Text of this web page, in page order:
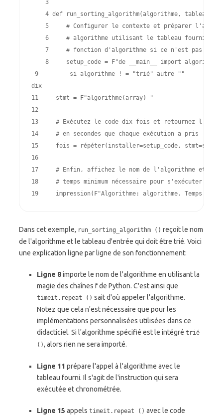
    3
    4
def run_sorting_algorithm( algorithme, tableau
    5
# Configurer le contexte et préparer
    6
# algorithme utilisant le tableau fourni.
    7
# fonction d'algorithme si ce n'est pas le
    8
setup_code = F"de __main__ import algorithme
9
si algorithme ! = "trié" autre
""
dix
11
stmt = F"algorithme( array) "
12
13
# Exécutez le code dix fois et retournez l'heure
14
# en secondes que chaque exécution a pris
15
fois = répéter( installer=setup_code, stmt=stmt
16
17
# Enfin, affichez le nom de l'algorithme et le
18
# temps minimum nécessaire pour s'exécuter
19
impression( F"Algorithme: algorithme . Temps
Dans cet exemple, run_sorting_algorithm () reçoit le nom
de l'algorithme et le tableau d'entrée qui doit être trié. Voici
une explication ligne par ligne de son fonctionnement:
Ligne 8importe le nom de l'algorithme en utilisant la
magie des chaînes f de Python. C'est ainsi que
timeit.repeat () sait d'où appeler l'algorithme.
Notez que cela n'est nécessaire que pour les
implémentations personnalisées utilisées dans ce
didacticiel. Si l'algorithme spécifié est le intégré trié
(), alors rien ne sera importé.
Ligne 11 prépare l'appel à l'algorithme avec le
tableau fourni. Il s'agit de l'instruction qui sera
exécutée et chronométrée.
Ligne 15 appels timeit.repeat () avec le code